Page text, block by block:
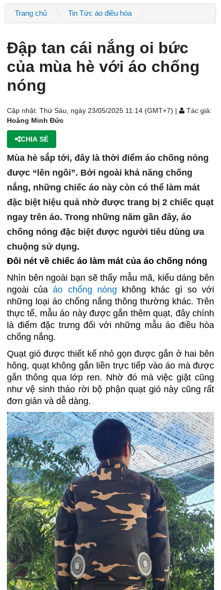
Trang chủ Tin Tức áo điều hòa
Đập tan cái nắng oi bức
của mùa hè với áo chống
nóng
Cập nhật: Thứ Sáu, ngày 23/05/2025 11:14 (GMT+7) |
Tác giả:
Hoàng Minh Đức
CHIA SẺ
Mùa hè sắp tới, đây là thời điểm áo chống nóng
được “lên ngôi”. Bởi ngoài khả năng chống
nắng, những chiếc áo này còn có thể làm mát
đặc biệt hiệu quả nhờ được trang bị 2 chiếc quạt
ngay trên áo. Trong những năm gần đây, áo
chống nóng đặc biệt được người tiêu dùng ưa
chuộng sử dụng.
Đôi nét về chiếc áo làm mát của áo chống nóng
Nhìn bên ngoài bạn sẽ thấy mẫu mã, kiểu dáng bên
ngoài củaáo chống nóng không khác gì so với
những loại áo chống nắng thông thường khác. Trên
thực tế, mẫu áo này được gắn thêm quạt, đây chính
là điểm đặc trưng đối với những mẫu áo điều hòa
chống nắng.
Quạt gió được thiết kế nhỏ gọn được gắn ở hai bên
hông, quạt không gắn liền trực tiếp vào áo mà được
gắn thông qua lớp ren. Nhờ đó mà việc giặt cũng
như vệ sinh tháo rời bộ phận quạt gió này cũng rất
đơn giản và dễ dàng.